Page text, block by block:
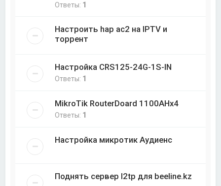
Ответы: 1
Настроить hap ac2 на IPTV и
торрент
Настройка CRS125-24G-1S-IN
Ответы: 1
MikroTik RouterDoard 1100AHx4
Ответы: 1
Настройка микротик Аудиенс
Поднять сервер l2tp для beeline.kz